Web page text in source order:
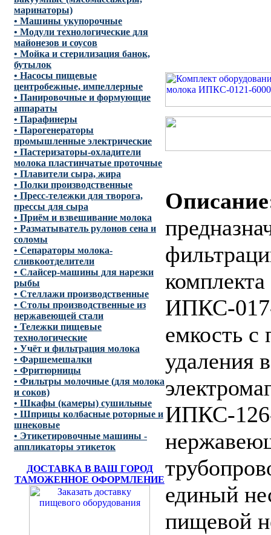
маринаторы)
• Машины укупорочные
• Модули технологические для
майонезов и соусов
• Мойка и стерилизация банок,
бутылок
• Насосы пищевые
центробежные, импеллерные
• Панировочные и формующие
аппараты
• Парафинеры
• Парогенераторы
промышленные электрические
• Пастеризаторы-охладители
молока пластинчатые проточные
• Плавители сыра, жира
• Полки производственные
• Пресс-тележки для творога,
прессы для сыра
• Приём и взвешивание молока
• Разматыватель рулонов сена и
соломы
• Сепараторы молока-
сливкоотделители
• Слайсер-машины для нарезки
рыбы
• Стеллажи производственные
• Столы производственные из
нержавеющей стали
• Тележки пищевые
технологические
• Учёт и фильтрация молока
• Фаршемешалки
• Фритюрницы
• Фильтры молочные (для молока
и соков)
• Шкафы (камеры) сушильные
• Шприцы колбасные роторные и
шнековые
• Этикетировочные машины -
аппликаторы этикеток
ДОСТАВКА В ВАШ ГОРОД
ТАМОЖЕННОЕ ОФОРМЛЕНИЕ
ИПКС-
емкость с
удаления
ИПКС-
единый
пищевой